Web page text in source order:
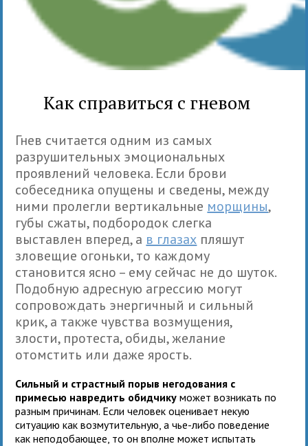
Как справиться с гневом
Гнев считается одним из самых
разрушительных эмоциональных
проявлений человека. Если брови
собеседника опущены и сведены, между
ними пролегли вертикальные морщины,
губы сжаты, подбородок слегка
выставлен вперед, а в глазах пляшут
зловещие огоньки, то каждому
становится ясно – ему сейчас не до шуток.
Подобную адресную агрессию могут
сопровождать энергичный и сильный
крик, а также чувства возмущения,
злости, протеста, обиды, желание
отомстить или даже ярость.
Сильный и страстный порыв негодования с
примесью навредить обидчику может возникать по
разным причинам. Если человек оценивает некую
ситуацию как возмутительную, а чье-либо поведение
как неподобающее, то он вполне может испытать